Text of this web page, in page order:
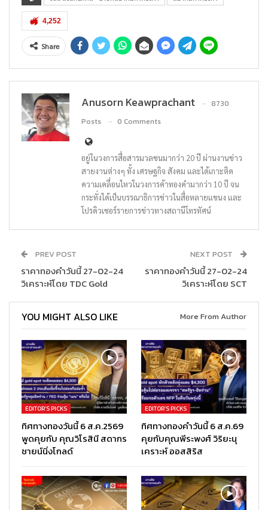
4,252
Share
Anusorn Keawprachant
8730
Posts
0 Comments
อยู่ในวงการสื่อสารมวลชนมากว่า 20 ปี ผ่านงานข่าว
สายงานต่างๆ ทั้ง เศรษฐกิจ สังคม และได้เกาะติด
ความเคลื่อนไหวในวงการค้าทองคำมากว่า 10 ปี จน
กระทั่งได้เป็นบรรณาธิการข่าวในสื่อหลายแขนง และ
โปรดิวเซอร์รายการข่าวทางสถานีโทรทัศน์
PREV POST
ราคาทองคำวันนี้ 27-02-24
วิเคราะห์โดย TDC Gold
NEXT POST
ราคาทองคำวันนี้ 27-02-24
วิเคราะห์โดย SCT
YOU MIGHT ALSO LIKE More From Author
EDITOR’S PICKS
ทิศทางทองวันนี้ 6 ส.ค.2569
พูดคุยกับ คุณวิโรสินี สดากร
ชายน์นิ่งโกลด์
EDITOR’S PICKS
ทิศทางทองคำวันนี้ 6 ส.ค.69
คุยกับคุณพีระพงศ์ วิริยะนุ
เคราะห์ ออสสิริส